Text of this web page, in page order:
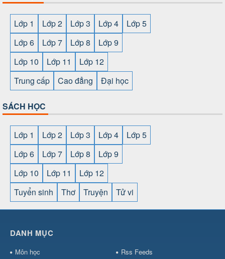
Lớp 1 Lớp 2 Lớp 3 Lớp 4
Lớp 5
Lớp 6
Lớp 7 Lớp 8
Lớp 9
Lớp 10
Lớp 11
Lớp 12
Trung cấp
Cao đẳng Đại học
SÁCH HỌC
Lớp 1 Lớp 2 Lớp 3 Lớp 4
Lớp 5
Lớp 6
Lớp 7 Lớp 8
Lớp 9
Lớp 10
Lớp 11
Lớp 12
Tuyển sinh
Thơ Truyện Tử vi
cái OPEN88⇔
⇔https://gameb52a.club/ https://taixiuonl.com/
DANH MỤC
Môn học Rss Feeds